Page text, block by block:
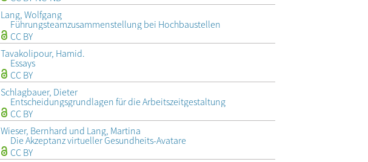
Lang, Wolfgang
Führungsteamzusammenstellung bei Hochbaustellen
CC BY
Tavakolipour, Hamid.
Essays
CC BY
Schlagbauer, Dieter
Entscheidungsgrundlagen für die Arbeitszeitgestaltung
CC BY
Wieser, Bernhard und Lang, Martina
Die Akzeptanz virtueller Gesundheits-Avatare
CC BY